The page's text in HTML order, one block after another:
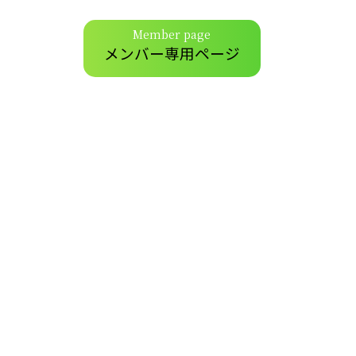
Member page
メンバー専用ページ